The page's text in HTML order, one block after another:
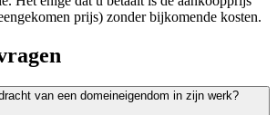
prijs) zonder bijkomende kosten.
van een domeineigendom in zijn werk?